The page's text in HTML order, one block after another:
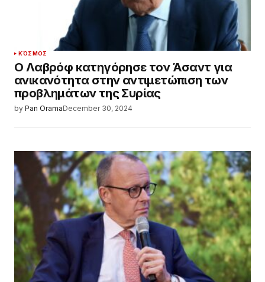
ΚΌΣΜΟΣ
Ο Λαβρόφ κατηγόρησε τον Άσαντ για
ανικανότητα στην αντιμετώπιση των
προβλημάτων της Συρίας
by Pan OramaDecember 30, 2024